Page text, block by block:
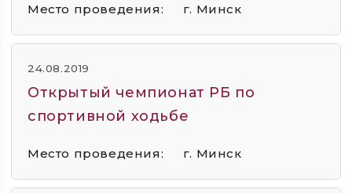
Место проведения: г. Минск
24.08.2019
Открытый чемпионат РБ по
спортивной ходьбе
Место проведения: г. Минск